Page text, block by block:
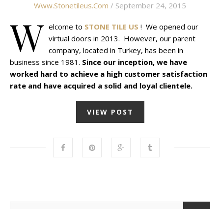
Www.stonetileus.com / September 24, 2015
W elcome to STONE TILE US ! We opened our
virtual doors in 2013. However, our parent
company, located in Turkey, has been in
business since 1981. Since our inception, we have
worked hard to achieve a high customer satisfaction
rate and have acquired a solid and loyal clientele.
VIEW POST